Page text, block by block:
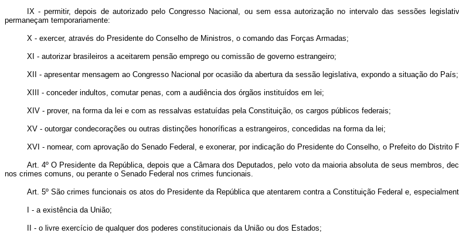
IX - permitir, depois de autorizado pelo Congresso Nacional, ou sem essa autorização no intervalo das sessões
permaneçam temporariamente:
X - exercer, através do Presidente do Conselho de Ministros, o comando das Forças Armadas;
XI - autorizar brasileiros a aceitarem pensão emprego ou comissão de governo estrangeiro;
XII - apresentar mensagem ao Congresso Nacional por ocasião da abertura da sessão legislativa, expondo a situação do País;
XIII - conceder indultos, comutar penas, com a audiência dos órgãos instituídos em lei;
XIV - prover, na forma da lei e com as ressalvas estatuídas pela Constituição, os cargos públicos federais;
XV - outorgar condecorações ou outras distinções honoríficas a estrangeiros, concedidas na forma da lei;
XVI - nomear, com aprovação do Senado Federal, e exonerar, por indicação do Presidente do Conselho, o Prefeito do
Art. 4º O Presidente da República, depois que a Câmara dos Deputados, pelo voto da maioria absoluta de seus membros,
nos crimes comuns, ou perante o Senado Federal nos crimes funcionais.
Art. 5º São crimes funcionais os atos do Presidente da República que atentarem contra a Constituição Federal e,
I - a existência da União;
II - o livre exercício de qualquer dos poderes constitucionais da União ou dos Estados;